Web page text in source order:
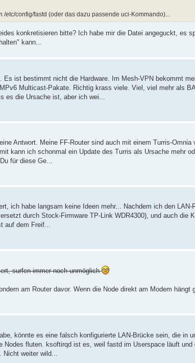
/etc/config/fastd (oder das dazu passende uci-Kommando)...
konkretisieren bitte? Ich habe mir die Datei angeguckt, es
kann...
Es ist bestimmt nicht die Hardware. Im Mesh-VPN bekommt
Multicast-Pakate. Richtig krass viele. Viel, viel mehr als
es die Ursache ist, aber ich wei...
Antwort. Meine FF-Router sind auch mit einem Turris-Omnia
kann ich schonmal ein Update des Turris als Ursache mehr
für diese Ge...
ich habe langsam keine Ideen mehr... Nachdem ich den LAN-
durch Stock-Firmware TP-Link WDR4300), und auch die
auf dem Freif...
surfen immer noch unmöglich
am Router davor. Wenn die Node direkt am Modem hängt
könnte es eine falsch konfigurierte LAN-Brücke sein, die in
Nodes fluten. ksoftirqd ist es, weil fastd im Userspace läuft
weiter wild...